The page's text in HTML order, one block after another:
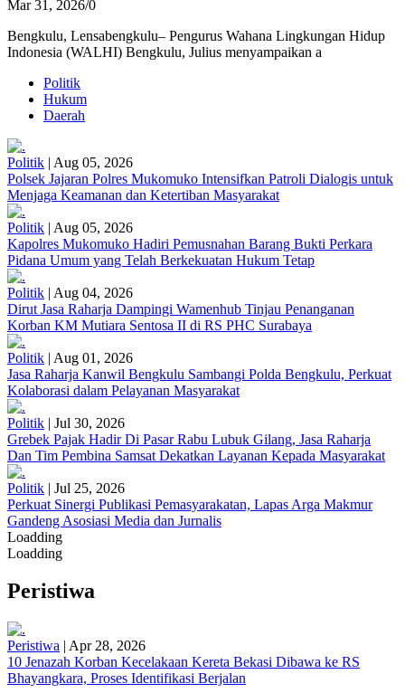
Mar 31, 2026/0
Bengkulu, Lensabengkulu– Pengurus Wahana Lingkungan Hidup
Indonesia (WALHI) Bengkulu, Julius menyampaikan a
Politik
Hukum
Daerah
Politik | Aug 05, 2026
Polsek Jajaran Polres Mukomuko Intensifkan Patroli Dialogis untuk
Menjaga Keamanan dan Ketertiban Masyarakat
Politik | Aug 05, 2026
Kapolres Mukomuko Hadiri Pemusnahan Barang Bukti Perkara
Pidana Umum yang Telah Berkekuatan Hukum Tetap
Politik | Aug 04, 2026
Dirut Jasa Raharja Dampingi Wamenhub Tinjau Penanganan
Korban KM Mutiara Sentosa II di RS PHC Surabaya
Politik | Aug 01, 2026
Jasa Raharja Kanwil Bengkulu Sambangi Polda Bengkulu, Perkuat
Kolaborasi dalam Pelayanan Masyarakat
Politik | Jul 30, 2026
Grebek Pajak Hadir Di Pasar Rabu Lubuk Gilang, Jasa Raharja
Dan Tim Pembina Samsat Dekatkan Layanan Kepada Masyarakat
Politik | Jul 25, 2026
Perkuat Sinergi Publikasi Pemasyarakatan, Lapas Arga Makmur
Gandeng Asosiasi Media dan Jurnalis
Loadding
Loadding
Peristiwa
Peristiwa | Apr 28, 2026
10 Jenazah Korban Kecelakaan Kereta Bekasi Dibawa ke RS
Bhayangkara, Proses Identifikasi Berjalan